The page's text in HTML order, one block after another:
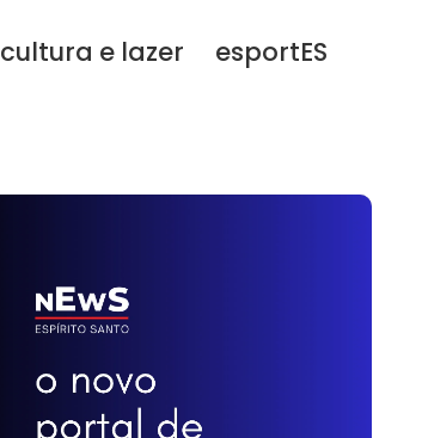
cultura e lazer esportES